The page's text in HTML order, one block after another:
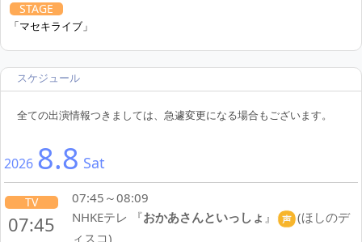
STAGE
「マセキライブ」
スケジュール
全ての出演情報つきましては、急遽変更になる場合もございます。
8.1
TV
07:45
07:45～08:09
ィスコ)
2026 8.8 Sat
TV
07:45
07:45～08:09
NHKEテレ 『おかあさんといっしょ 』
(ほしのデ
ィスコ)